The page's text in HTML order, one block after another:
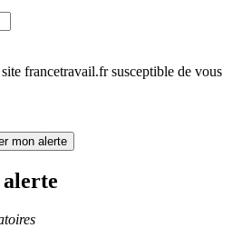
francetravail.fr susceptible de vous
mon alerte